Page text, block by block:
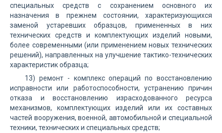
специальных средств с сохранением основного их
назначения в прежнем состоянии, характеризующихся
заменой устаревших образцов, примененных в них
технических средств и комплектующих изделий новыми,
более современными (или применением новых технических
решений), направленных на улучшение тактико-технических
характеристик образца;
13) ремонт - комплекс операций по восстановлению
исправности или работоспособности, устранению причин
отказа и восстановлению израсходованного ресурса
механизмов, комплектующих изделий или их составных
частей вооружения, военной, автомобильной и специальной
техники, технических и специальных средств;